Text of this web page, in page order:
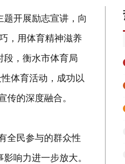
题开展励志宣讲，向
，用体育精神滋养
段，衡水市体育局
体育活动，成功以
的深度融合。
全民参与的群众性
响力进一步放大。